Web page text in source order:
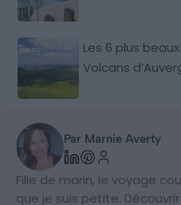
Les 6 plus
Volcans
Par Marnie Averty
Fille de marin, le voyage
que je suis petite.